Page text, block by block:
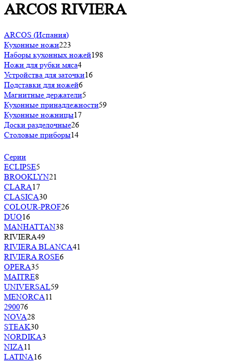
ARCOS RIVIERA
ARCOS (Испания)
Кухонные ножи223
Наборы кухонных ножей198
Ножи для рубки мяса4
Устройства для заточки16
Подставки для ножей6
Магнитные держатели5
Кухонные принадлежности59
Кухонные ножницы17
Доски разделочные26
Столовые приборы14
Серии
ECLIPSE5
BROOKLYN21
CLARA17
CLASICA30
COLOUR-PROF26
DUO16
MANHATTAN38
RIVIERA49
RIVIERA BLANCA41
RIVIERA ROSE6
OPERA35
MAITRE8
UNIVERSAL59
MENORCA11
290076
NOVA28
STEAK30
NORDIKA3
NIZA11
LATINA16